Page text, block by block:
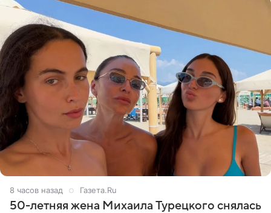
8 часов назад Газета.Ru
50-летняя жена Михаила Турецкого снялась